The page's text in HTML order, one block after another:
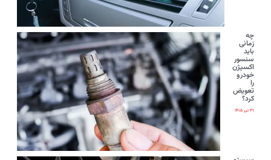
چه
زمانی
باید
سنسور
اکسیژن
خودرو
را
تعویض
کرد؟
۳۱ تیر ۱۴۰۵